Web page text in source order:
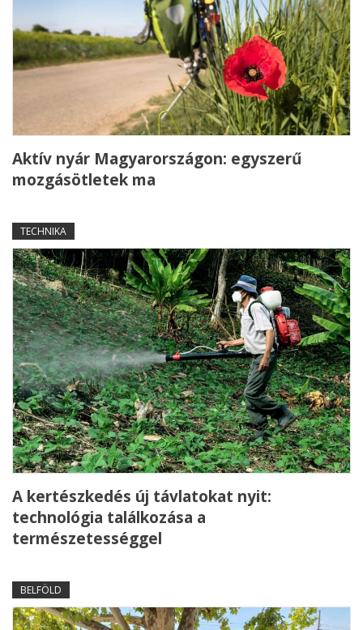
Aktív nyár Magyarországon: egyszerű
mozgásötletek ma
TECHNIKA
A kertészkedés új távlatokat nyit:
technológia találkozása a
természetességgel
BELFÖLD